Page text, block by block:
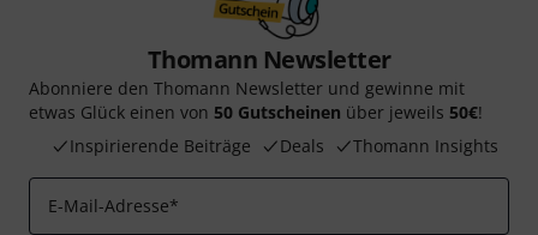
Thomann Newsletter
Abonniere den Thomann Newsletter und gewinne mit
etwas Glück einen von 50 Gutscheinen über jeweils 50€!
Inspirierende Beiträge
Deals Thomann Insights
E-Mail-Adresse*